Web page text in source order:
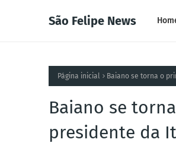
São Felipe News
Página inicial Baiano se torna o
Baiano se
presidente da